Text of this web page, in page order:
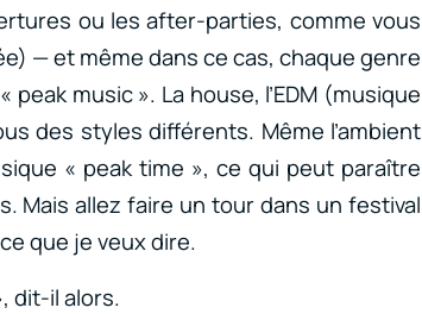
ou les after-parties, comme vous
— et même dans ce cas, chaque genre
music ». La house, l’EDM (musique
des styles différents. Même l’ambient
« peak time », ce qui peut paraître
Mais allez faire un tour dans un festival
que je veux dire.
dit-il alors.